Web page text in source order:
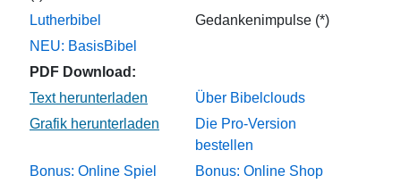
Lutherbibel
Gedankenimpulse (*)
NEU: BasisBibel
PDF Download:
Über Bibelclouds
Die Pro-Version
bestellen
Bonus: Online Spiel
Bonus: Online Shop